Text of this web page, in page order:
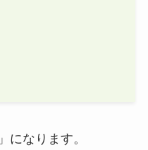
」になります。